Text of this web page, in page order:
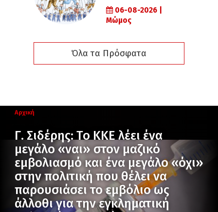
06-08-2026 |
Μώμος
Όλα τα Πρόσφατα
Αρχική
Γ. Σιδέρης: Το ΚΚΕ λέει ένα
μεγάλο «ναι» στον μαζικό
εμβολιασμό και ένα μεγάλο «όχι»
στην πολιτική που θέλει να
παρουσιάσει το εμβόλιο ως
άλλοθι για την εγκληματική